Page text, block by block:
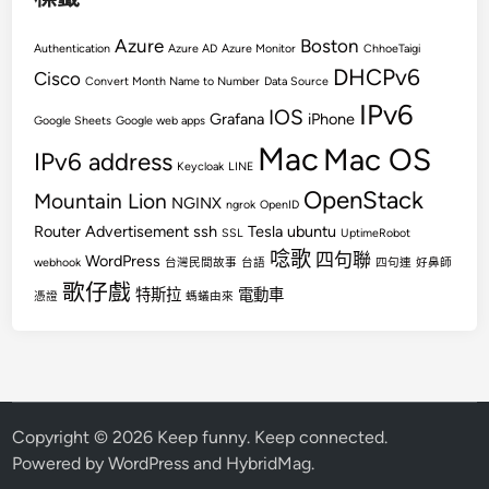
Authentication Azure Azure AD Azure Monitor Boston ChhoeTaigi
Cisco Convert Month Name to Number Data Source DHCPv6
Google Sheets Google web apps Grafana IOS iPhone IPv6
IPv6 address Keycloak LINE Mac Mac OS
Mountain Lion NGINX ngrok OpenID OpenStack
Router Advertisement ssh SSL Tesla ubuntu UptimeRobot
webhook WordPress 台灣民間故事 台語 唸歌 四句聯 四句連 好鼻師
憑證 歌仔戲 特斯拉 螞蟻由來 電動車
Copyright © 2026 Keep funny. Keep connected.
Powered byWordPress and HybridMag.